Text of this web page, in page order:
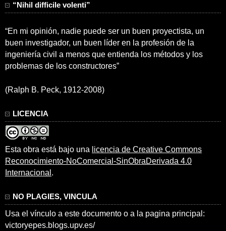
“Nihil difficile volenti”
“En mi opinión, nadie puede ser un buen proyectista, un
buen investigador, un buen líder en la profesión de la
ingeniería civil a menos que entienda los métodos y los
problemas de los constructores”
(Ralph B. Peck, 1912-2008)
LICENCIA
Esta obra está bajo una licencia de Creative Commons
Reconocimiento-NoComercial-SinObraDerivada 4.0
Internacional .
NO PLAGIES, VINCULA
Usa el vínculo a este documento o a la pagina principal:
victoryepes.blogs.upv.es/